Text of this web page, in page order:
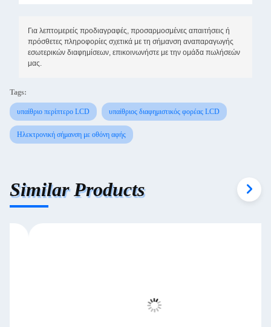
Για λεπτομερείς προδιαγραφές, προσαρμοσμένες απαιτήσεις ή
πρόσθετες πληροφορίες σχετικά με τη σήμανση αναπαραγωγής
εσωτερικών διαφημίσεων, επικοινωνήστε με την ομάδα πωλήσεών
μας.
Tags:
υπαίθριο περίπτερο LCD υπαίθριος διαφημιστικός φορέας LCD
Ηλεκτρονική σήμανση με οθόνη αφής
Similar Products